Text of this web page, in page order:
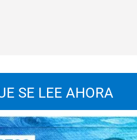
SE LEE AHORA